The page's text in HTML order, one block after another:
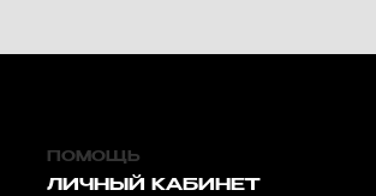
ПОМОЩЬ
ЛИЧНЫЙ КАБИНЕТ